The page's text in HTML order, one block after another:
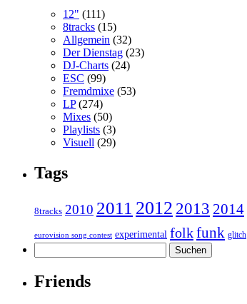
12" (111)
8tracks (15)
Allgemein (32)
Der Dienstag (23)
DJ-Charts (24)
ESC (99)
Fremdmixe (53)
LP(274)
Mixes (50)
Playlists (3)
Visuell (29)
Tags
8tracks 2010 2011 2012 2013 2014
eurovision song contest experimental folkfunk glitch
nach:
Friends